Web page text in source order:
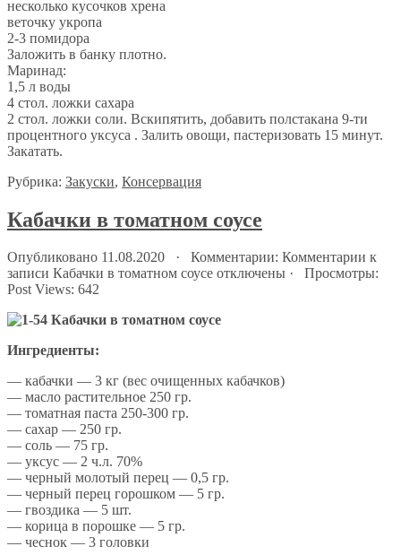
несколько кусочков хрена
веточку укропа
2-3 помидора
Заложить в банку плотно.
Маринад:
1,5 л воды
4 стол. ложки сахара
2 стол. ложки соли. Вскипятить, добавить полстакана 9-ти
процентного уксуса . Залить овощи, пастеризовать 15 минут.
Закатать.
Рубрика: Закуски, Консервация
Кабачки в томатном соусе
Опубликовано 11.08.2020 · Комментарии: Комментарии к
записи Кабачки в томатном соусе отключены · Просмотры:
Post Views: 642
Ингредиенты:
— кабачки — 3 кг (вес очищенных кабачков)
— масло растительное 250 гр.
— томатная паста 250-300 гр.
— сахар — 250 гр.
— соль — 75 гр.
— уксус — 2 ч.л. 70%
— черный молотый перец — 0,5 гр.
— черный перец горошком — 5 гр.
— гвоздика — 5 шт.
— корица в порошке — 5 гр.
— чеснок — 3 головки